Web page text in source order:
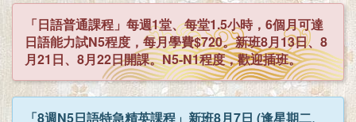
「日語普通課程」每週1堂、每堂1.5小時，6個月可達
日語能力試N5程度，每月學費$720。新班8月13日、8
月21日、8月22日開課。N5-N1程度，歡迎插班。
「8週N5日語特急精英課程」新班8月7日 (逢星期二、